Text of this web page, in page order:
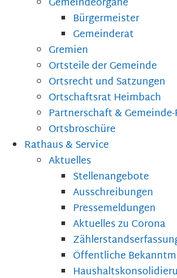
Gemeindeorgane
Bürgermeister
Gemeinderat
Gremien
Ortsteile der Gemeinde
Ortsrecht und Satzungen
Ortschaftsrat Heimbach
Partnerschaft &
Ortsbroschüre
Rathaus & Service
Aktuelles
Stellenangebote
Ausschreibungen
Pressemeldungen
Aktuelles zu Corona
Öffentliche